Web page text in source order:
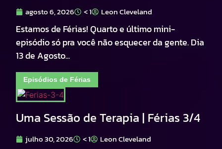
agosto 6, 2026 < 1 Leon Cleveland
Estamos de Férias! Quarto e último mini-
episódio só pra você não esquecer da gente. Dia
13 de Agosto...
Episódios de Férias
Uma Sessão de Terapia | Férias 3/4
julho 30, 2026 < 1 Leon Cleveland